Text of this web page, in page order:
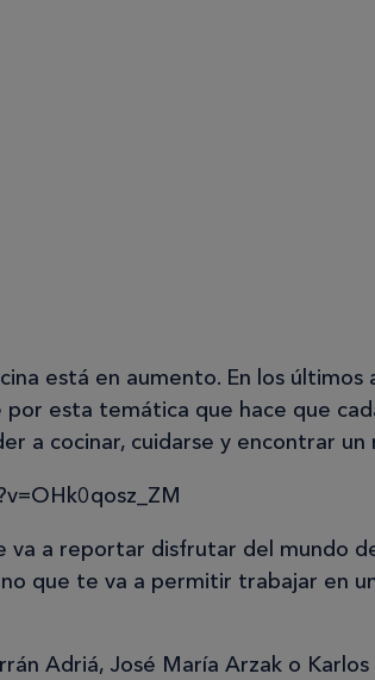
está en aumento. En los últimos
esta temática que hace que
a cocinar, cuidarse y encontrar un
va a reportar disfrutar del mundo
que te va a permitir trabajar en
Adriá, José María Arzak o Karlos